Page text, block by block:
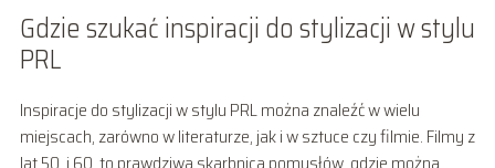
Gdzie szukać inspiracji do stylizacji w stylu
PRL
Inspiracje do stylizacji w stylu PRL można znaleźć w wielu
miejscach, zarówno w literaturze, jak i w sztuce czy filmie. Filmy z